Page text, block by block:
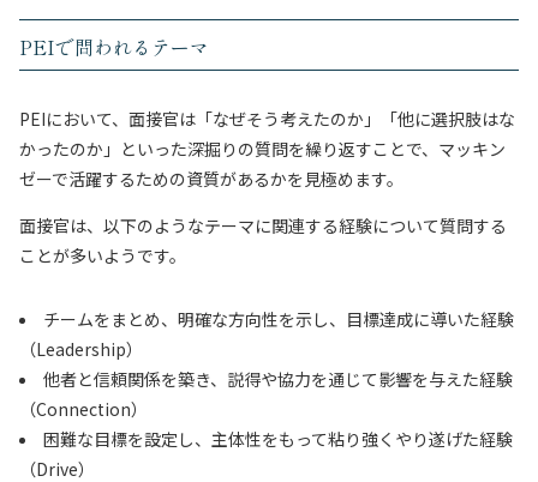
PEIで問われるテーマ
PEIにおいて、面接官は「なぜそう考えたのか」「他に選択肢はな
かったのか」といった深掘りの質問を繰り返すことで、マッキン
ゼーで活躍するための資質があるかを見極めます。
面接官は、以下のようなテーマに関連する経験について質問する
ことが多いようです。
チームをまとめ、明確な方向性を示し、目標達成に導いた経験
（Leadership）
他者と信頼関係を築き、説得や協力を通じて影響を与えた経験
（Connection）
困難な目標を設定し、主体性をもって粘り強くやり遂げた経験
（Drive）